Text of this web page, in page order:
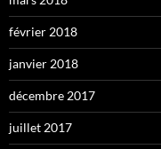
février 2018
janvier 2018
décembre 2017
juillet 2017